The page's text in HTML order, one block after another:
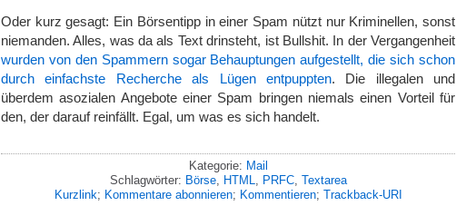
Oder kurz gesagt: Ein Börsentipp in einer Spam nützt nur Kriminellen, sonst
niemanden. Alles, was da als Text drinsteht, ist Bullshit. In der Vergangenheit
wurden von den Spammern sogar Behauptungen aufgestellt, die sich schon
durch einfachste Recherche als Lügen entpuppten. Die illegalen und
überdem asozialen Angebote einer Spam bringen niemals einen Vorteil für
den, der darauf reinfällt. Egal, um was es sich handelt.
Kategorie: Mail
Schlagwörter: Börse, HTML PRFC, Textarea
Kurzlink; Kommentare abonnieren; Kommentieren; Trackback-URI